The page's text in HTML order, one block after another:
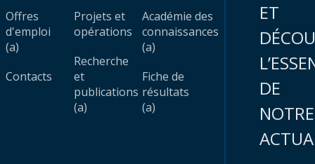
Offres
d'emploi
(a)
Contacts
Projets et
opérations
Recherche
et
publications
(a)
Académie des
connaissances
(a)
Fiche de
résultats
(a)
ET
DE
NOTRE